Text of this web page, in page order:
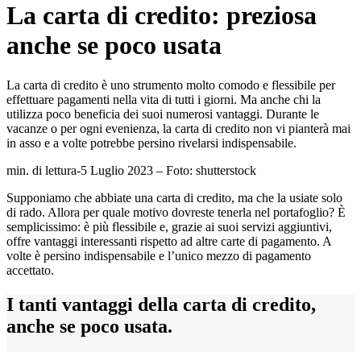
La carta di credito: preziosa
anche se poco usata
La carta di credito è uno strumento molto comodo e flessibile per
effettuare pagamenti nella vita di tutti i giorni. Ma anche chi la
utilizza poco beneficia dei suoi numerosi vantaggi. Durante le
vacanze o per ogni evenienza, la carta di credito non vi pianterà mai
in asso e a volte potrebbe persino rivelarsi indispensabile.
min. di lettura-5 Luglio 2023 – Foto: shutterstock
Supponiamo che abbiate una carta di credito, ma che la usiate solo
di rado. Allora per quale motivo dovreste tenerla nel portafoglio? È
semplicissimo: è più flessibile e, grazie ai suoi servizi aggiuntivi,
offre vantaggi interessanti rispetto ad altre carte di pagamento. A
volte è persino indispensabile e l’unico mezzo di pagamento
accettato.
I tanti vantaggi della carta di credito,
anche se poco usata.